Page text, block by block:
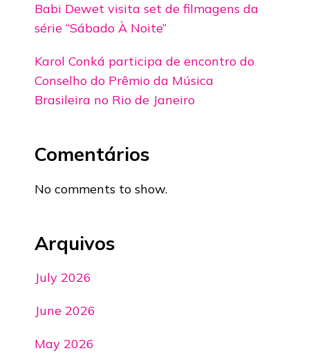
Babi Dewet visita set de filmagens da
série “Sábado À Noite”
Karol Conká participa de encontro do
Conselho do Prêmio da Música
Brasileira no Rio de Janeiro
Comentários
No comments to show.
Arquivos
July 2026
June 2026
May 2026